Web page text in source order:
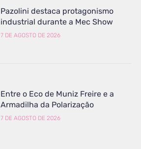
Pazolini destaca protagonismo
industrial durante a Mec Show
7 DE AGOSTO DE 2026
Entre o Eco de Muniz Freire e a
Armadilha da Polarização
7 DE AGOSTO DE 2026